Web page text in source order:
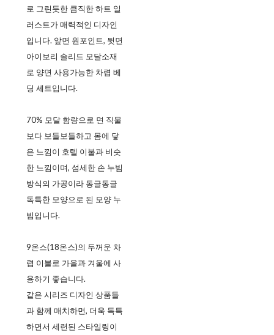
로 그린듯한 큼직한 하트 일
러스트가 매력적인 디자인
입니다. 앞면 원포인트, 뒷면
아이보리 솔리드 모달소재
로 양면 사용가능한 차렵 베
딩 세트입니다.
70% 모달 함량으로 면 직물
보다 보들보들하고 몸에 닿
은 느낌이 호텔 이불과 비슷
한 느낌이며, 섬세한 손 누빔
방식의 가공이라 동글동글
독특한 모양으로 된 모양 누
빔입니다.
9온스(18온스)의 두꺼운 차
렵 이불로 가을과 겨울에 사
용하기 좋습니다.
같은 시리즈 디자인 상품들
과 함께 매치하면, 더욱 독특
하면서 세련된 스타일링이